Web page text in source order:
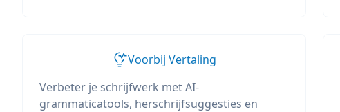
Voorbij Vertaling
Verbeter je schrijfwerk met AI-
grammaticatools, herschrijfsuggesties en